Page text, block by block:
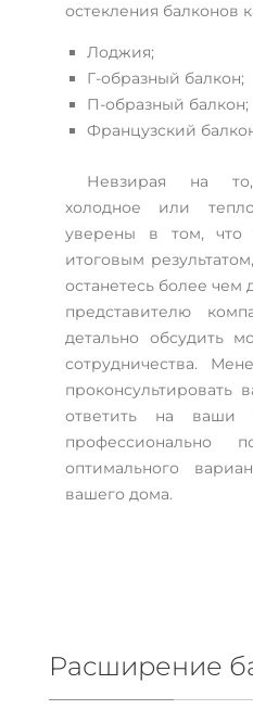
остекления балконов
Лоджия;
Г-образный балкон;
П-образный балкон;
Французский
Невзирая на
холодное или
уверены в том, что
итоговым
останетесь более чем
представителю
детально обсудить
сотрудничества.
проконсультировать
ответить на ваши
оптимального
вашего дома.
Расширение